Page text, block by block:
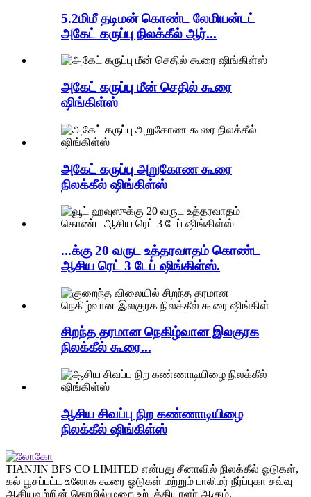
5.2மிமீ தடிமன் கொண்ட லேமியன்டட்
அகேட் கருப்பு நிலக்கீல் ஆர்...
அகேட் கருப்பு மீன் செதில் கூரை
ஷிங்கிள்ஸ்
அகேட் கருப்பு அறுகோண கூரை
நிலக்கீல் ஷிங்கிள்ஸ்
...க்கு 20 வருட உத்தரவாதம் கொண்ட
ஆசிய ரெட் 3 டேப் ஷிங்கிள்ஸ்.
சிறந்த தரமான நெகிழ்வான இலகுரக
நிலக்கீல் கூரை...
ஆசிய சிவப்பு நிற கண்ணாடியிழை
நிலக்கீல் ஷிங்கிள்ஸ்
TIANJIN BFS CO LIMITED என்பது சீனாவில் நிலக்கீல் ஓடுகள்,
கல் பூசப்பட்ட உலோக கூரை ஓடுகள் மற்றும் பாலிமர் நீர்ப்புகா சவ்வு
ஆகியவற்றின் தொழில்முறை உற்பத்தியாளர் ஆகும்.